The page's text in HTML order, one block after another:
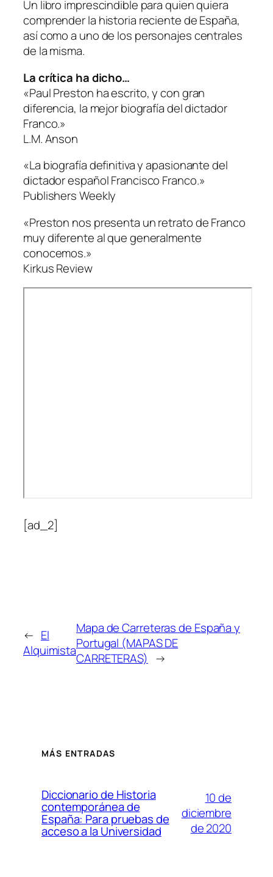
Un libro imprescindible para quien quiera
comprender la historia reciente de España,
así como a uno de los personajes centrales
de la misma.
La crítica ha dicho…
«Paul Preston ha escrito, y con gran
diferencia, la mejor biografía del dictador
Franco.»
L.M. Anson
«La biografía definitiva y apasionante del
dictador español Francisco Franco.»
Publishers Weekly
«Preston nos presenta un retrato de Franco
muy diferente al que generalmente
conocemos.»
Kirkus Review
[ad_2]
← El
Alquimista
Mapa de Carreteras de España y
Portugal (MAPAS DE
CARRETERAS) →
MÁS ENTRADAS
Diccionario de Historia
contemporánea de
España: Para pruebas de
acceso a la Universidad
10 de
diciembre
de 2020